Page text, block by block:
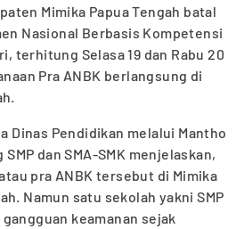
Mimika Papua Tengah batal
Nasional Berbasis Kompetensi
terhitung Selasa 19 dan Rabu 20
Pra ANBK berlangsung di
Dinas Pendidikan melalui Mantho
dan SMA-SMK menjelaskan,
pra ANBK tersebut di Mimika
Namun satu sekolah yakni SMP
keamanan sejak